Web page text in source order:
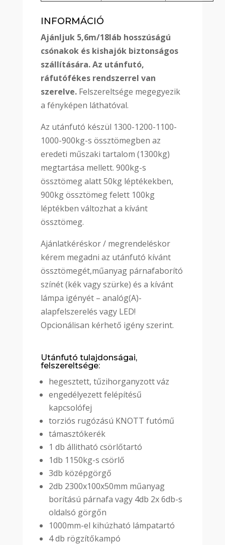
INFORMÁCIÓ
Ajánljuk 5,6m/18láb hosszúságú
csónakok és kishajók biztonságos
szállítására. Az utánfutó,
ráfutófékes rendszerrel van
szerelve.Felszereltsége megegyezik
a fényképen láthatóval.
Az utánfutó készül 1300-1200-1100-
1000-900kg-s össztömegben az
eredeti műszaki tartalom (1300kg)
megtartása mellett. 900kg-s
össztömeg alatt 50kg léptékekben,
900kg össztömeg felett 100kg
léptékben változhat a kívánt
össztömeg.
Ajánlatkéréskor / megrendeléskor
kérem megadni az utánfutó kívánt
össztömegét,műanyag párnafaborító
színét (kék vagy szürke) és a kívánt
lámpa igényét – analóg(A)-
alapfelszerelés vagy LED!
Opcionálisan kérhető igény szerint.
Utánfutó tulajdonságai,
felszereltsége:
hegesztett, tűzihorganyzott váz
engedélyezett felépítésű
kapcsolófej
torziós rugózású KNOTT futómű
támasztókerék
1 db állitható csörlőtartó
1db 1150kg-s csörlő
3db középgörgő
2db 2300x100x50mm műanyag
borítású párnafa vagy 4db 2x 6db-s
oldalsó görgőn
1000mm-el kihúzható lámpatartó
4 db rögzítőkampó